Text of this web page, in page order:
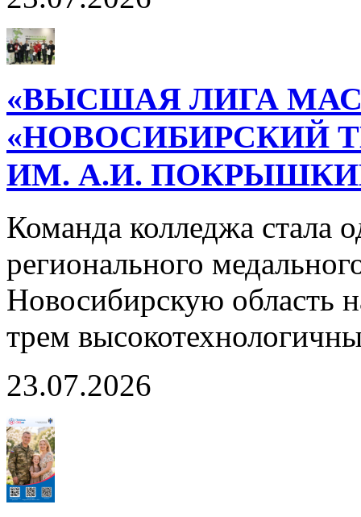
«ВЫСШАЯ ЛИГА
«НОВОСИБИРСКИЙ
ИМ. А.И.
Команда колледжа стала
регионального
Новосибирскую область
трем
23.07.2026